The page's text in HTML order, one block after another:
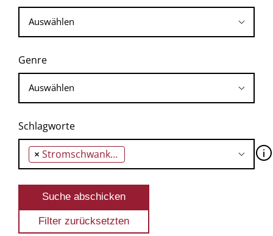
Genre
Schlagworte
× Stromschwankung 🛈